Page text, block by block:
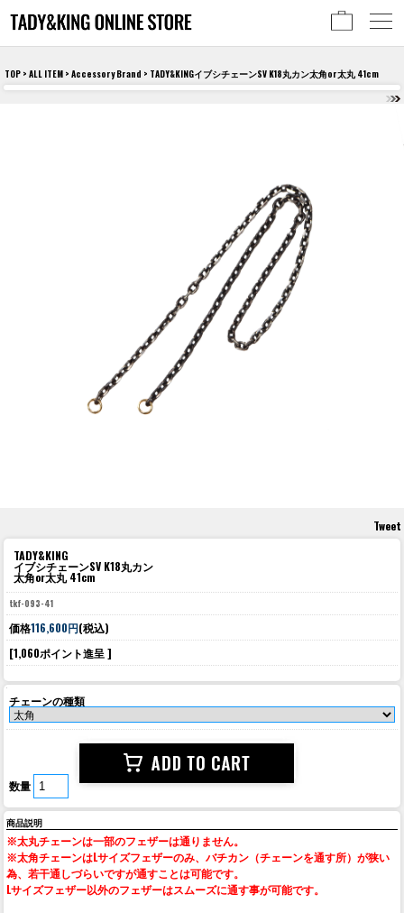
TOP > ALL ITEM > Accessory Brand > TADY&KINGイブシチェーンSV K18丸カン太角or太丸 41cm
Tweet
TADY&KING
イブシチェーンSV K18丸カン
太角or太丸 41cm
tkf-093-41
価格116,600円(税込)
[1,060ポイント進呈 ]
チェーンの種類
数量
商品説明
※太丸チェーンは一部のフェザーは通りません。
※太角チェーンはLサイズフェザーのみ、バチカン（チェーンを通す所）が狭い
為、若干通しづらいですが通すことは可能です。
Lサイズフェザー以外のフェザーはスムーズに通す事が可能です。